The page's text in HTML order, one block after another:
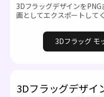
3Dフラッグデザインを
画としてエクスポートして
3Dフラッグ モ
3Dフラッグデザイ